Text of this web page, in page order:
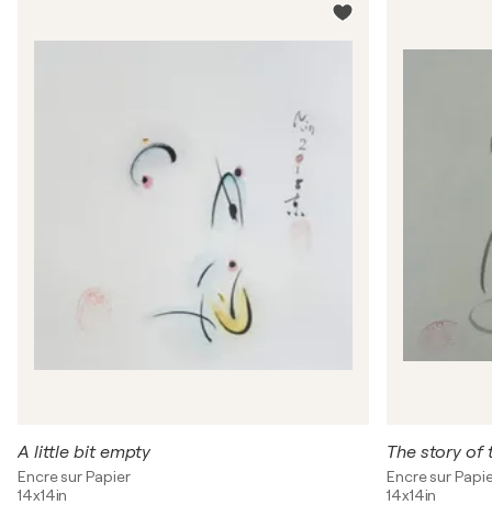
A little bit empty
Encre sur Papier
14x14in
The story of
Encre sur
14x14in